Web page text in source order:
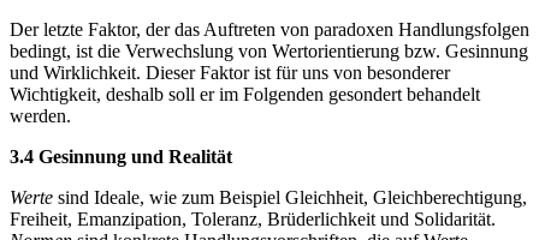
Der letzte Faktor, der das Auftreten von paradoxen Handlungsfolgen
bedingt, ist die Verwechslung von Wertorientierung bzw. Gesinnung
und Wirklichkeit. Dieser Faktor ist für uns von besonderer
Wichtigkeit, deshalb soll er im Folgenden gesondert behandelt
werden.
3.4 Gesinnung und Realität
Werte sind Ideale, wie zum Beispiel Gleichheit, Gleichberechtigung,
Freiheit, Emanzipation, Toleranz, Brüderlichkeit und Solidarität.